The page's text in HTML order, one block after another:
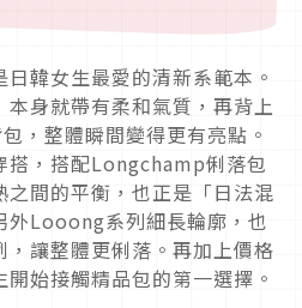
韓女生最愛的清新系範本。
身就帶有柔和氣質，再背上
，整體瞬間變得更有亮點。
搭，搭配Longchamp俐落包
間的平衡，也正是「日法混
外Looong系列細長輪廓，也
讓整體更俐落。再加上價格
始接觸精品包的第一選擇。